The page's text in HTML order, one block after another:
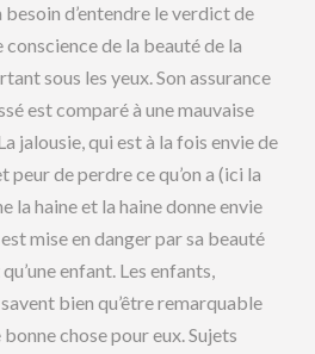
d’entendre le verdict de
de la beauté de la
sous les yeux. Son assurance
est comparé à une mauvaise
jalousie, qui est à la fois envie de
peur de perdre ce qu’on a (ici la
la haine et la haine donne envie
mise en danger par sa beauté
enfant. Les enfants,
bien qu’être remarquable
chose pour eux. Sujets